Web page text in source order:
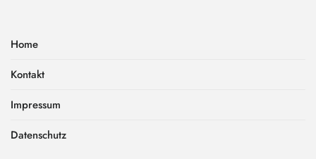
Home
Kontakt
Impressum
Datenschutz